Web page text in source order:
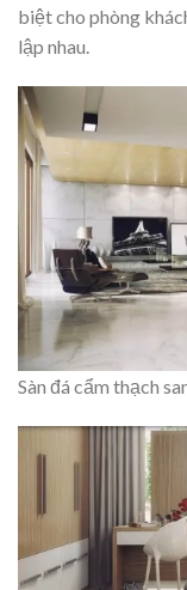
biệt cho phòng
lập nhau.
Sàn đá cẩm thạch